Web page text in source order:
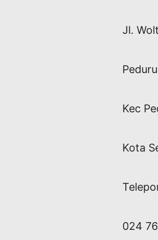
Jl.
Kec
Kota
024